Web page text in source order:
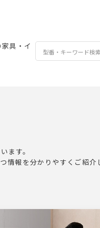
具・イ
ます。
報を分かりやすくご紹介